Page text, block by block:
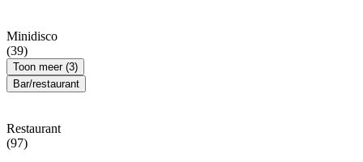
Minidisco
(39)
Toon meer (3)
Bar/restaurant
Restaurant
(97)